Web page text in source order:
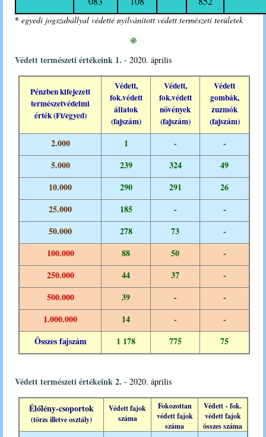
* egyedi jogszabállyal védetté nyilvánított védett természeti területek
֍
Védett természeti értékeink 1. - 2020. április
Pénzben kifejezett
természetvédelmi
érték(Ft/egyed)
Védett,
fok.védett
állatok
(fajszám)
Védett,
fok.védett
növények
(fajszám)
Védett
gombák,
zuzmók
(fajszám)
2.000 1 -
-
5.000
239 324
49
10.000
290 291
26
25.000
185 -
-
50.000
278 73
-
100.000
88 50
-
250.000
44 37
-
500.000
39 -
-
1.000.000
14 -
-
Összes fajszám
1 178 775 75
Védett természeti értékeink 2. - 2020. április
Élőlény-csoportok
(törzsilletveosztály)
Védett fajok
száma
Fokozottan
védettfajok
száma
Védett - fok.
védett fajok
összes száma